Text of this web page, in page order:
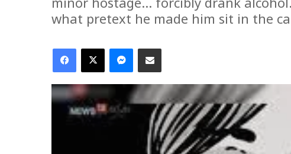
what pretext he made him sit in the
Facebook
X MessengerShare via Email